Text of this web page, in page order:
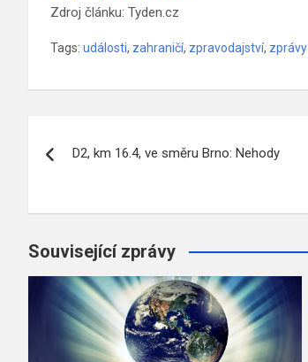
Zdroj článku: Tyden.cz
Tags: události, zahraničí, zpravodajství, zprávy
pro
příspěvek
D2, km 16.4, ve směru Brno: Nehody
Související zprávy